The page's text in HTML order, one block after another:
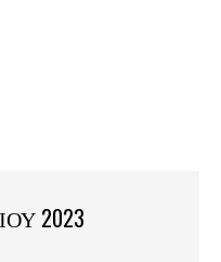
2023